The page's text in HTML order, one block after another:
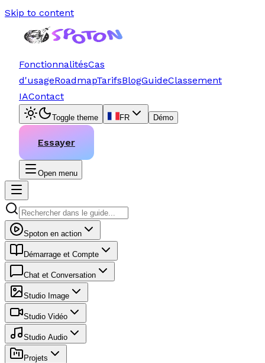
Skip to content
FonctionnalitésCas
d'usageRoadmapTarifsBlogGuideClassement
IAContact
Toggle theme FR Démo
Essayer
Open menu
Spoton en action
Démarrage et Compte
Chat et Conversation
Studio Image
Studio Vidéo
Studio Audio
Projets